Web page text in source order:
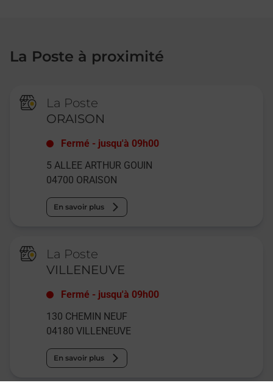
La Poste à proximité
La Poste
ORAISON
Fermé - jusqu'à 09h00
5 ALLEE ARTHUR GOUIN
04700 ORAISON
En savoir plus
La Poste
VILLENEUVE
Fermé - jusqu'à 09h00
130 CHEMIN NEUF
04180 VILLENEUVE
En savoir plus